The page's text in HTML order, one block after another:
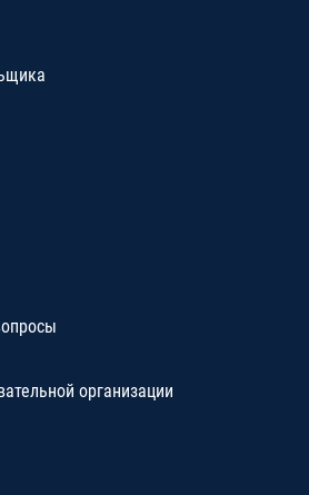
организации